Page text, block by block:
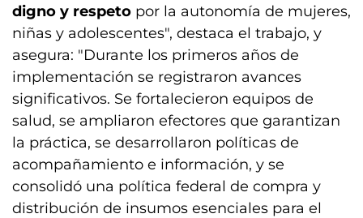
digno y respeto por la autonomía de mujeres,
niñas y adolescentes", destaca el trabajo, y
asegura: "Durante los primeros años de
implementación se registraron avances
significativos. Se fortalecieron equipos de
salud, se ampliaron efectores que garantizan
la práctica, se desarrollaron políticas de
acompañamiento e información, y se
consolidó una política federal de compra y
distribución de insumos esenciales para el